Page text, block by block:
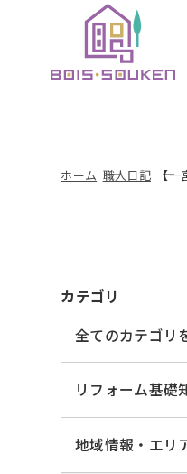
私たちについて
施工メニュー
施工事例
お客様の声
初めての方へ
ホーム 職人日記 【
カテゴリ
全てのカテゴリ
リフォーム基礎
地域情報・エリ